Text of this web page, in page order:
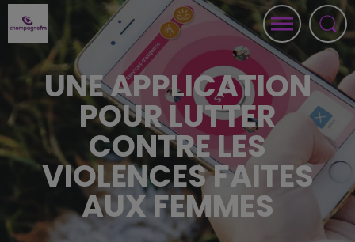
UNE APPLICATION
POUR LUTTER
CONTRE LES
VIOLENCES FAITES
AUX FEMMES